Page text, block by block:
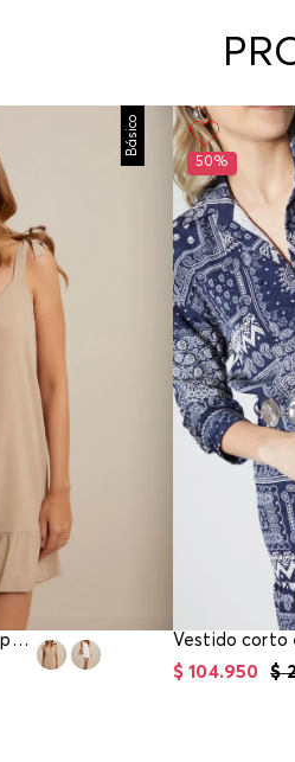
Básico
Vestido corto de tiras para mujer
50%
$
$ 104.950